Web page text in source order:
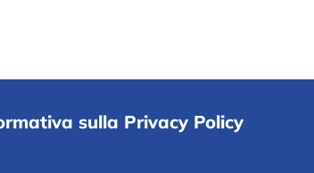
sulla Privacy Policy